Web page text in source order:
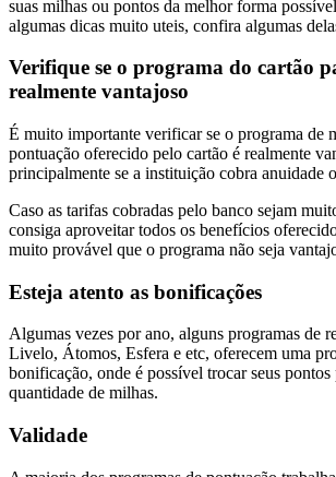
suas milhas ou pontos da melhor forma
algumas dicas muito uteis, confira algumas
Verifique se o programa do cartão
realmente vantajoso
É muito importante verificar se o programa de
pontuação oferecido pelo cartão é realmente
principalmente se a instituição cobra anuidade
Caso as tarifas cobradas pelo banco sejam
consiga aproveitar todos os benefícios
muito provável que o programa não seja
Esteja atento as bonificações
Algumas vezes por ano, alguns programas de
Livelo, Átomos, Esfera e etc, oferecem uma
bonificação, onde é possível trocar seus
quantidade de milhas.
Validade